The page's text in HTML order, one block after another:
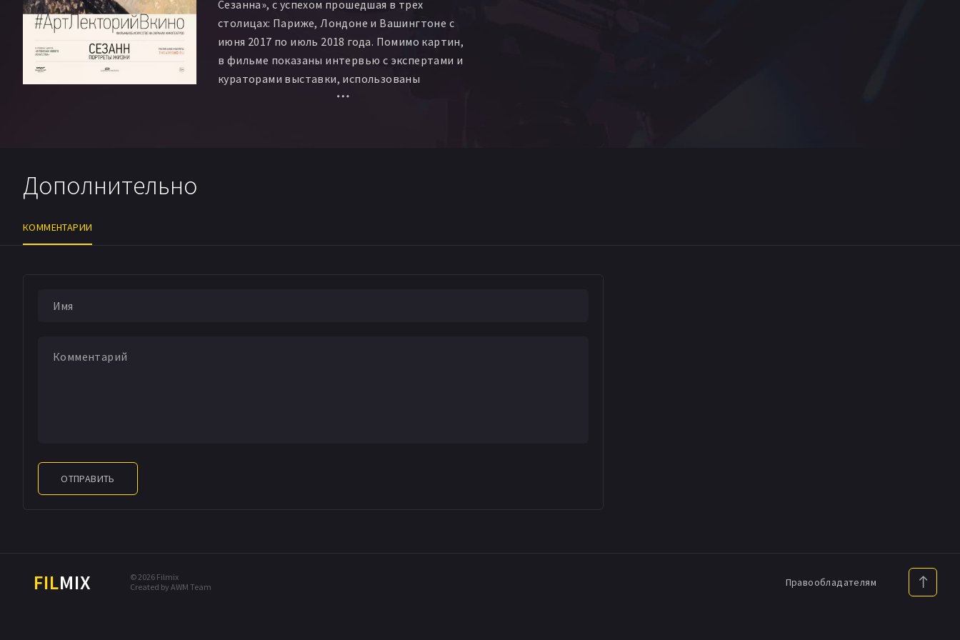
Сезанна», с успехом прошедшая в трех
столицах: Париже, Лондоне и Вашингтоне с
июня 2017 по июль 2018 года. Помимо картин,
в фильме показаны интервью с экспертами и
кураторами выставки, использованы
отрывки из личной переписки Поля Сезанна.
Дополнительно
КОММЕНТАРИИ
ОТПРАВИТЬ
FILMIX
© 2026 Filmix
Created by AWM Team
Правообладателям